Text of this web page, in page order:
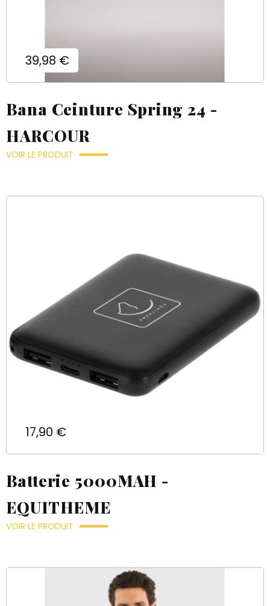
Prix
39,98 €
Bana Ceinture Spring 24 -
HARCOUR
VOIR LE PRODUIT
Prix
17,90 €
Batterie 5000MAH -
EQUITHEME
VOIR LE PRODUIT